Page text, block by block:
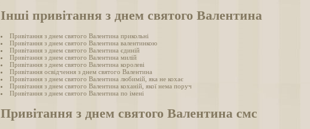
Інші привітання з днем святого Валентина
Привітання з днем святого Валентина прикольні
Привітання з днем святого Валентина валентинкою
Привітання з днем святого Валентина єдиній
Привітання з днем святого Валентина милій
Привітання з днем святого Валентина королеві
Привітання освідчення з днем святого Валентина
Привітання з днем святого Валентина любимій, яка не кохає
Привітання з днем святого Валентина коханій, якої нема поруч
Привітання з днем святого Валентина по імені
Привітання з днем святого Валентина смс